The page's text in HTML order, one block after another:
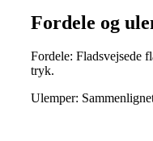
Fordele og
Fordele: Fladsvejsede
tryk.
Ulemper: